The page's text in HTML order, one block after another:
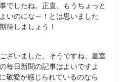
でしたね。正直、もうちょっと
いのにな～！とは思いました
待しましょう！
ざいました。そうですね、皇室
毎日新聞の記事はよいですよ
敬愛が感じられているのなら